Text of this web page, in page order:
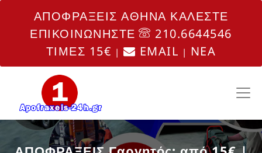
ΑΠΟΦΡΑΞΕΙΣ ΑΘΗΝΑ ΚΑΛΕΣΤΕ
ΕΠΙΚΟΙΝΩΝΗΣΤΕ
210.6644546
ΤΙΜΕΣ 15€ | EMAIL | NEA